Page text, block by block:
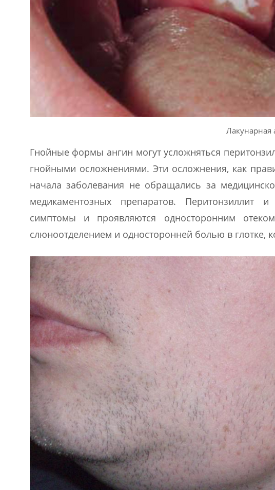
Лакунарная
Гнойные формы ангин могут усложняться
гнойными осложнениями. Эти осложнения, как
начала заболевания не обращались за
медикаментозных препаратов. Перитонзиллит
симптомы и проявляются односторонним
слюноотделением и односторонней болью в глотке,